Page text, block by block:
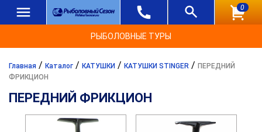
0
РЫБОЛОВНЫЕ ТУРЫ
Главная / Каталог / КАТУШКИ / КАТУШКИ STINGER / ПЕРЕДНИЙ
ФРИКЦИОН
ПЕРЕДНИЙ ФРИКЦИОН